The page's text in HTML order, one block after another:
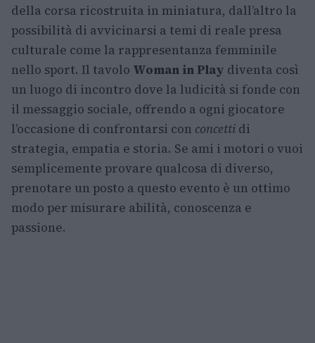
della corsa ricostruita in miniatura, dall’altro la
possibilità di avvicinarsi a temi di reale presa
culturale come la rappresentanza femminile
nello sport. Il tavolo Woman in Play diventa così
un luogo di incontro dove la ludicità si fonde con
il messaggio sociale, offrendo a ogni giocatore
l’occasione di confrontarsi con concetti di
strategia, empatia e storia. Se ami i motori o vuoi
semplicemente provare qualcosa di diverso,
prenotare un posto a questo evento è un ottimo
modo per misurare abilità, conoscenza e
passione.